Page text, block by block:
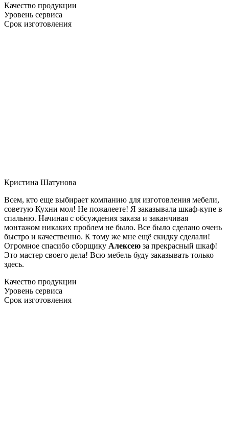
Качество продукции
Уровень сервиса
Срок изготовления
Кристина Шатунова
Всем, кто еще выбирает компанию для изготовления мебели,
советую Кухни мол! Не пожалеете! Я заказывала шкаф-купе в
спальню. Начиная с обсуждения заказа и заканчивая
монтажом никаких проблем не было. Все было сделано очень
быстро и качественно. К тому же мне ещё скидку сделали!
Огромное спасибо сборщику Алексею за прекрасный шкаф!
Это мастер своего дела! Всю мебель буду заказывать только
здесь.
Качество продукции
Уровень сервиса
Срок изготовления